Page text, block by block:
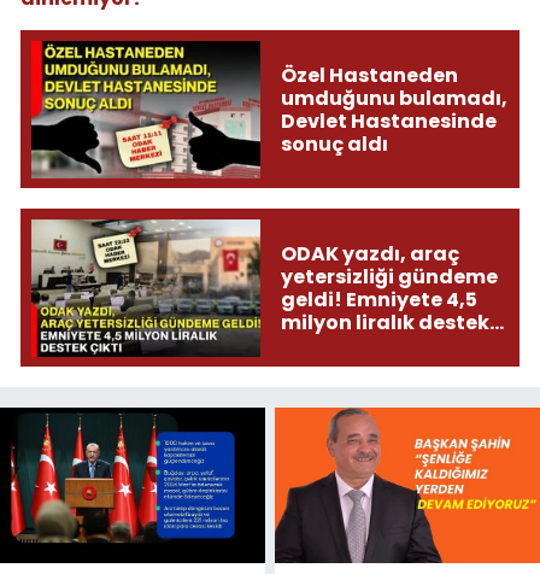
Özel Hastaneden
umduğunu bulamadı,
Devlet Hastanesinde
sonuç aldı
ODAK yazdı, araç
yetersizliği gündeme
geldi! Emniyete 4,5
milyon liralık destek